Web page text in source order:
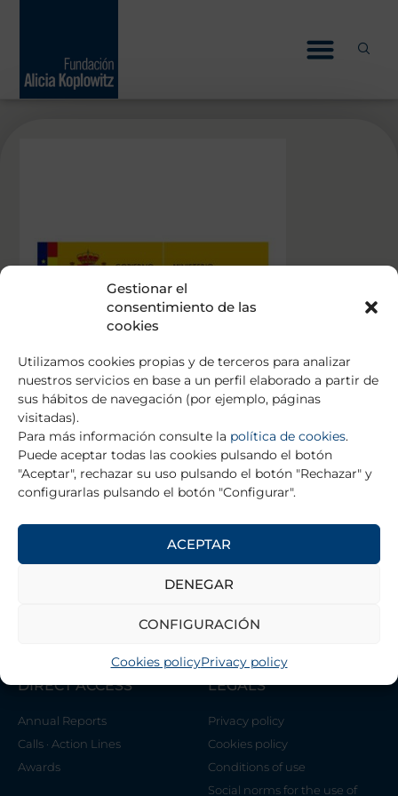
Gestionar el
consentimiento de las
cookies
Utilizamos cookies propias y de terceros para analizar
nuestros servicios en base a un perfil elaborado a partir de
sus hábitos de navegación (por ejemplo, páginas
visitadas).
Para más información consulte la política de cookies.
Puede aceptar todas las cookies pulsando el botón
"Aceptar", rechazar su uso pulsando el botón "Rechazar" y
configurarlas pulsando el botón "Configurar".
ACEPTAR
DENEGAR
CONFIGURACIÓN
Cookies policyPrivacy policy
MINISTERIO DE SANIDAD, CONSUMO Y BIENESTAR
SOCIAL
THE FOUNDATION
Management Team
Koplowitz Foundation
DIRECT ACCESS
Annual Reports
Calls · Action Lines
Awards
LEGALS
Privacy policy
Cookies policy
Conditions of use
Social norms for the use of